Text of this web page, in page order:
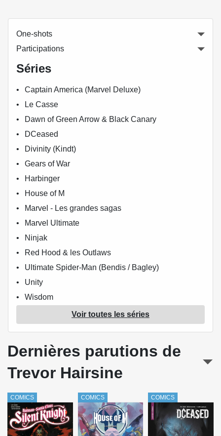
One-shots
Participations
Séries
Captain America (Marvel Deluxe)
Le Casse
Dawn of Green Arrow & Black Canary
DCeased
Divinity (Kindt)
Gears of War
Harbinger
House of M
Marvel - Les grandes sagas
Marvel Ultimate
Ninjak
Red Hood & les Outlaws
Ultimate Spider-Man (Bendis / Bagley)
Unity
Wisdom
X-Men - La Collection Mutante
X-Men - Les origines
X-O Manowar (Kindt)
Voir toutes les séries
Dernières parutions de
Trevor Hairsine
COMICS COMICS COMICS